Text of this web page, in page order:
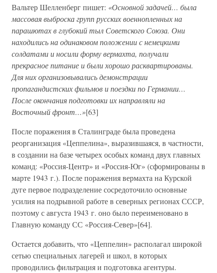
Вальтер Шелленберг пишет: «Основной задачей… была
массовая выброска групп русских военнопленных на
парашютах в глубокий тыл Советского Союза. Они
находились на одинаковом положении с немецкими
солдатами и носили форму вермахта, получали
прекрасное питание и были хорошо расквартированы.
Для них организовывались демонстрации
пропагандистских фильмов и поездки по Германии…
После окончания подготовки их направляли на
Восточный фронт…»[63]
После поражения в Сталинграде была проведена
реорганизация «Цеппелина», выразившаяся, в частности,
в создании на базе четырех особых команд двух главных
команд: «Россия-Центр» и «Россия-Юг» (сформированы в
марте 1943 г.). После поражения вермахта на Курской
дуге первое подразделение сосредоточило основные
усилия на подрывной работе в северных регионах СССР,
поэтому с августа 1943 г. оно было переименовано в
Главную команду СС «Россия-Север»[64].
Остается добавить, что «Цеппелин» располагал широкой
сетью специальных лагерей и школ, в которых
проводились фильтрация и подготовка агентуры.